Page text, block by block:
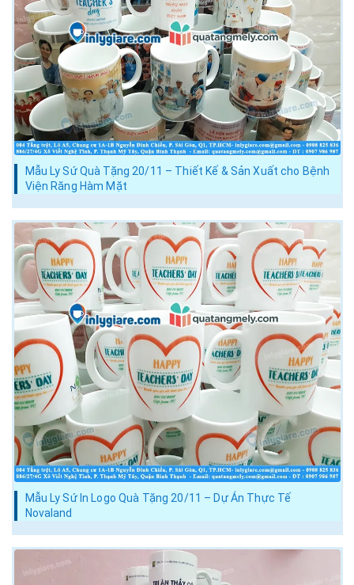
Mẫu Ly Sứ Quà Tặng 20/11 – Thiết Kế & Sản Xuất cho Bệnh
Viện Răng Hàm Mặt
Mẫu Ly Sứ In Logo Quà Tặng 20/11 – Dự Án Thực Tế
Novaland